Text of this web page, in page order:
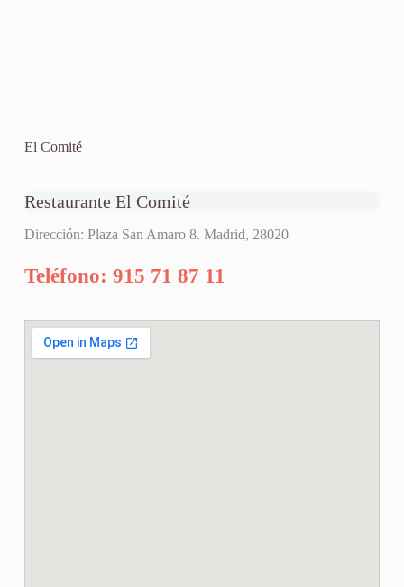
El Comité
Restaurante El Comité
Dirección: Plaza San Amaro 8. Madrid, 28020
Teléfono: 915 71 87 11